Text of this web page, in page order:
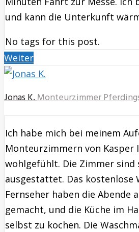
und kann die Unterkunft
No tags for this post.
Weiter
Jonas K.Monteurzimmer
Ich habe mich bei meinem
Monteurzimmern von Kasper
wohlgefühlt. Die Zimmer sind
ausgestattet. Das kostenlose
Fernseher haben die Abende
gemacht, und die Küche im
selbst zu kochen. Die